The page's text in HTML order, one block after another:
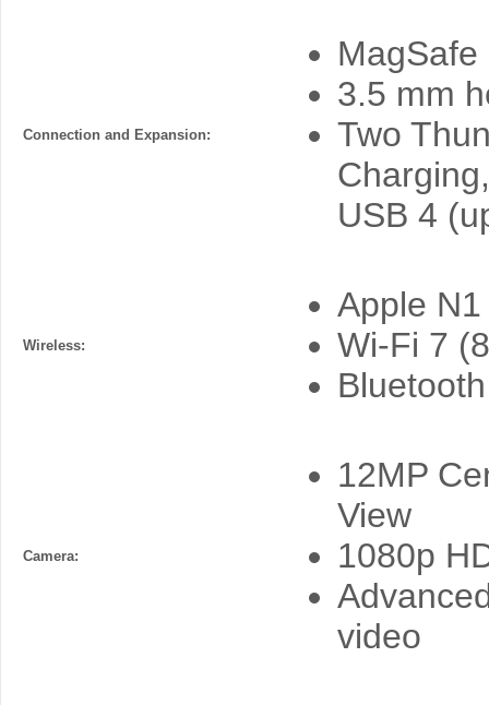
Connection and Expansion:
3.5 mm
Two
USB 4
Wireless:
Apple
Wi-Fi 7
Camera:
12MP
View
1080p
video